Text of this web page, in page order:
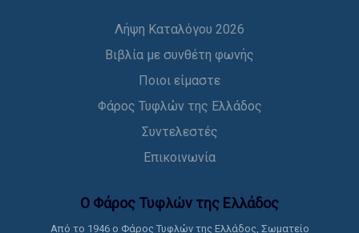
Λήψη Καταλόγου 2026
Βιβλία με συνθέτη φωνής
Ποιοι είμαστε
Φάρος Τυφλών της Ελλάδος
Συντελεστές
Επικοινωνία
Ο Φάρος Τυφλών της Ελλάδoς
Από το 1946 ο Φάρος Τυφλών της Ελλάδος, Σωματείο